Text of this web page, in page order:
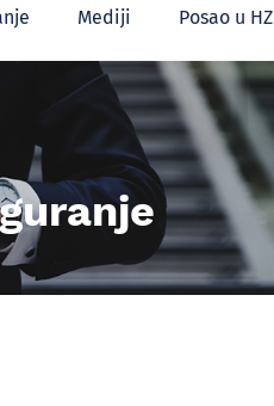
Mediji Posao u